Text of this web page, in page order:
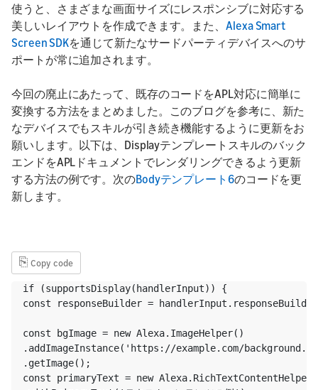
使うと、さまざまな画面サイズにレスポンシブに対応する
美しいレイアウトを作成できます。また、Alexa Smart
Screen SDKを通じて新たなサードパーティデバイスへのサ
ポートが常に追加されます。
今回の廃止にあたって、既存のコードをAPL対応に簡単に
変換する方法をまとめました。このブログを参考に、新た
なデバイスでもスキルが引き続き機能するように更新をお
願いします。以下は、Displayテンプレートスキルのバック
エンドをAPLドキュメントでレンダリングできるよう更新
する方法の例です。次のBodyテンプレート6のコードを更
新します。
⎘ Copy code
if (supportsDisplay(handlerInput)) {
const responseBuilder =
const bgImage = new Alexa.ImageHelper()
.addImageInstance('https://example.com/
.getImage();
const primaryText = new